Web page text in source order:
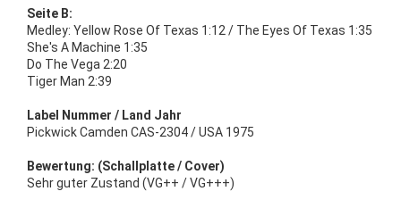
Seite B:
Medley: Yellow Rose Of Texas 1:12 / The Eyes Of Texas 1:35
She's A Machine 1:35
Do The Vega 2:20
Tiger Man 2:39
Label Nummer / Land Jahr
Pickwick Camden CAS-2304 / USA 1975
Bewertung: (Schallplatte / Cover)
Sehr guter Zustand (VG++ / VG+++)